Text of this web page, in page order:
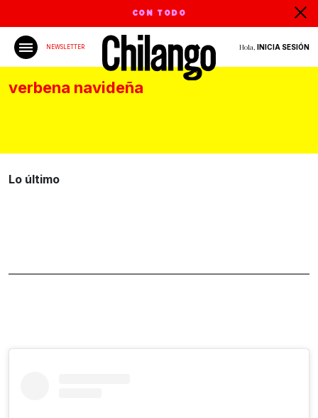
CON TODO
NEWSLETTER Hola, INICIA SESIÓN
verbena navideña
Lo último